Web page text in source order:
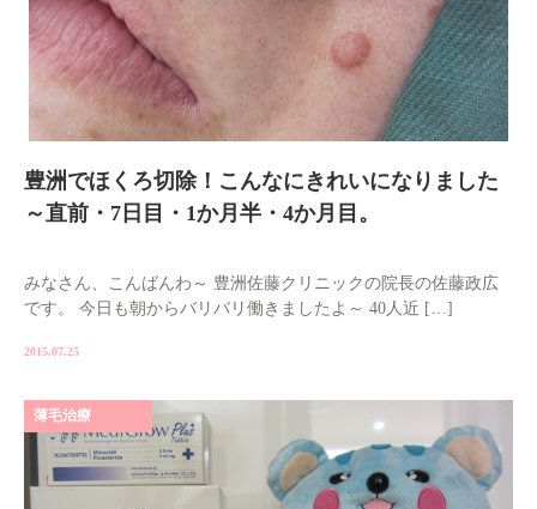
豊洲でほくろ切除！こんなにきれいになりました
～直前・7日目・1か月半・4か月目。
みなさん、こんばんわ～ 豊洲佐藤クリニックの院長の佐藤政広
です。 今日も朝からバリバリ働きましたよ～ 40人近 […]
2015.07.25
薄毛治療